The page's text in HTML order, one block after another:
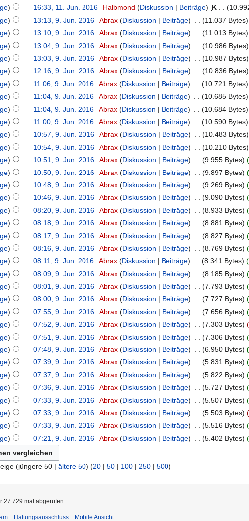
16:33, 11. Jun. 2016 Halbmond Diskussion Beiträge K
13:13, 9. Jun. 2016 Abrax Diskussion Beiträge 11.037 Bytes
13:10, 9. Jun. 2016 Abrax Diskussion Beiträge 11.013 Bytes
13:04, 9. Jun. 2016 Abrax Diskussion Beiträge 10.986 Bytes
13:03, 9. Jun. 2016 Abrax Diskussion Beiträge 10.987 Bytes
12:16, 9. Jun. 2016 Abrax Diskussion Beiträge 10.836 Bytes
11:06, 9. Jun. 2016 Abrax Diskussion Beiträge 10.721 Bytes
11:04, 9. Jun. 2016 Abrax Diskussion Beiträge 10.685 Bytes
11:04, 9. Jun. 2016 Abrax Diskussion Beiträge 10.684 Bytes
11:00, 9. Jun. 2016 Abrax Diskussion Beiträge 10.590 Bytes
10:57, 9. Jun. 2016 Abrax Diskussion Beiträge 10.483 Bytes
10:54, 9. Jun. 2016 Abrax Diskussion Beiträge 10.210 Bytes
10:51, 9. Jun. 2016 Abrax Diskussion Beiträge 9.955 Bytes
10:50, 9. Jun. 2016 Abrax Diskussion Beiträge 9.897 Bytes
10:48, 9. Jun. 2016 Abrax Diskussion Beiträge 9.269 Bytes
10:46, 9. Jun. 2016 Abrax Diskussion Beiträge 9.090 Bytes
08:20, 9. Jun. 2016 Abrax Diskussion Beiträge 8.933 Bytes
08:18, 9. Jun. 2016 Abrax Diskussion Beiträge 8.881 Bytes
08:17, 9. Jun. 2016 Abrax Diskussion Beiträge 8.827 Bytes
08:16, 9. Jun. 2016 Abrax Diskussion Beiträge 8.769 Bytes
08:11, 9. Jun. 2016 Abrax Diskussion Beiträge 8.341 Bytes
08:09, 9. Jun. 2016 Abrax Diskussion Beiträge 8.185 Bytes
08:01, 9. Jun. 2016 Abrax Diskussion Beiträge 7.793 Bytes
08:00, 9. Jun. 2016 Abrax Diskussion Beiträge 7.727 Bytes
07:55, 9. Jun. 2016 Abrax Diskussion Beiträge 7.656 Bytes
07:52, 9. Jun. 2016 Abrax Diskussion Beiträge 7.303 Bytes
07:51, 9. Jun. 2016 Abrax Diskussion Beiträge 7.306 Bytes
07:48, 9. Jun. 2016 Abrax Diskussion Beiträge 6.950 Bytes
07:39, 9. Jun. 2016 Abrax Diskussion Beiträge 5.831 Bytes
07:37, 9. Jun. 2016 Abrax Diskussion Beiträge 5.822 Bytes
07:36, 9. Jun. 2016 Abrax Diskussion Beiträge 5.727 Bytes
07:33, 9. Jun. 2016 Abrax Diskussion Beiträge 5.507 Bytes
07:33, 9. Jun. 2016 Abrax Diskussion Beiträge 5.503 Bytes
07:33, 9. Jun. 2016 Abrax Diskussion Beiträge 5.516 Bytes
07:21, 9. Jun. 2016 Abrax Diskussion Beiträge 5.402 Bytes
(jüngere 50 | ältere 50) (20 | 50 | 100 | 250 | 500)
27.729 mal abgerufen.
Haftungsausschluss Mobile Ansicht